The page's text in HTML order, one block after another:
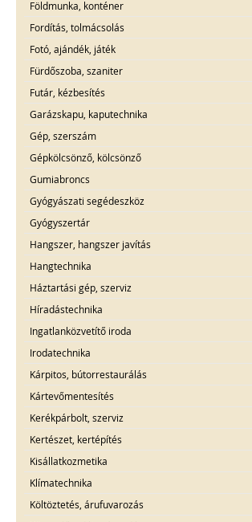
Földmunka, konténer
Fordítás, tolmácsolás
Fotó, ajándék, játék
Fürdőszoba, szaniter
Futár, kézbesítés
Garázskapu, kaputechnika
Gép, szerszám
Gépkölcsönző, kölcsönző
Gumiabroncs
Gyógyászati segédeszköz
Gyógyszertár
Hangszer, hangszer javítás
Hangtechnika
Háztartási gép, szerviz
Híradástechnika
Ingatlanközvetítő iroda
Irodatechnika
Kárpitos, bútorrestaurálás
Kártevőmentesítés
Kerékpárbolt, szerviz
Kertészet, kertépítés
Kisállatkozmetika
Klímatechnika
Költöztetés, árufuvarozás